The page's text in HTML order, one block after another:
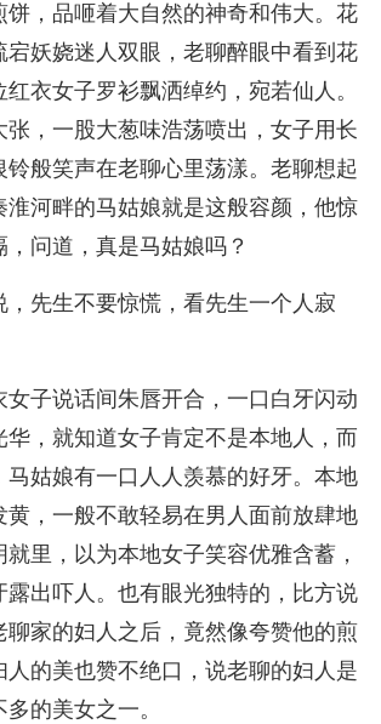
饼，品咂着大自然的神奇和伟大。花
宕妖娆迷人双眼，老聊醉眼中看到花
衣女子罗衫飘洒绰约，宛若仙人。
张，一股大葱味浩荡喷出，女子用长
铃般笑声在老聊心里荡漾。老聊想起
淮河畔的马姑娘就是这般容颜，他惊
问道，真是马姑娘吗？
，先生不要惊慌，看先生一个人寂
女子说话间朱唇开合，一口白牙闪动
华，就知道女子肯定不是本地人，而
马姑娘有一口人人羡慕的好牙。本地
黄，一般不敢轻易在男人面前放肆地
里，以为本地女子笑容优雅含蓄，
露出吓人。也有眼光独特的，比方说
聊家的妇人之后，竟然像夸赞他的煎
人的美也赞不绝口，说老聊的妇人是
的美女之一。